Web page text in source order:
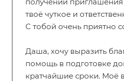
твоё чуткое и
С тобой очень приятно
Даша, хочу выразить
помощь в подготовке
кратчайшие сроки. Моё